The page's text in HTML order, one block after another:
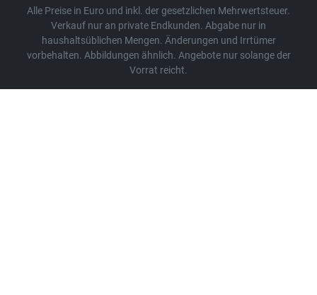
Alle Preise in Euro und inkl. der gesetzlichen Mehrwertsteuer.
Verkauf nur an private Endkunden. Abgabe nur in
haushaltsüblichen Mengen. Änderungen und Irrtümer
vorbehalten. Abbildungen ähnlich. Angebote nur solange der
Vorrat reicht.